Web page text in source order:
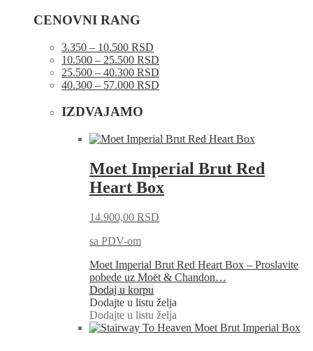
CENOVNI RANG
3.350 – 10.500 RSD
10.500 – 25.500 RSD
25.500 – 40.300 RSD
40.300 – 57.000 RSD
IZDVAJAMO
Moet Imperial Brut Red
Heart Box
14.900,00 RSD
sa PDV-om
Moet Imperial Brut Red Heart Box – Proslavite
pobede uz Moët & Chandon…
Dodaj u korpu
Dodajte u listu želja
Dodajte u listu želja